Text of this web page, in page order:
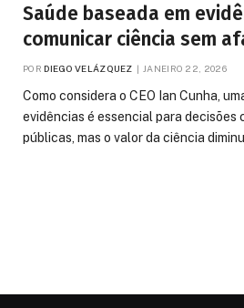
Saúde baseada em
comunicar ciência sem
POR DIEGO VELÁZQUEZ JANEIRO 22, 2026
Como considera o CEO Ian Cunha,
evidências é essencial para decisões
públicas, mas o valor da ciência